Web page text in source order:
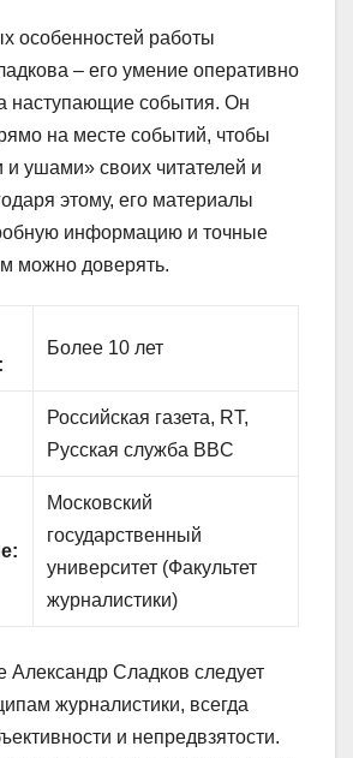
особенностей работы
– его умение оперативно
наступающие события. Он
на месте событий, чтобы
и ушами» своих читателей и
этому, его материалы
информацию и точные
можно доверять.
Более 10 лет
Российская газета, RT,
Русская служба BBC
Московский
государственный
университет (Факультет
журналистики)
Александр Сладков следует
журналистики, всегда
и непредвзятости.